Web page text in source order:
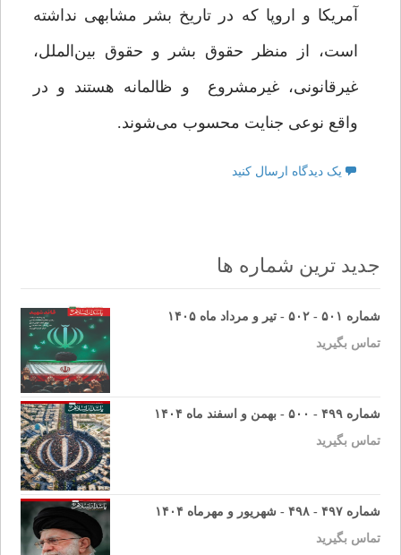
آمریکا و اروپا که در تاریخ بشر مشابهی نداشته
است، از منظر حقوق بشر و حقوق بین‌الملل،
غیرقانونی، غیرمشروع و ظالمانه هستند و در
واقع نوعی جنایت محسوب می‌شوند.
یک دیدگاه ارسال کنید
جدید ترین شماره ها
شماره ۵۰۱ - ۵۰۲ - تیر و مرداد ماه ۱۴۰۵
تماس بگیرید
شماره ۴۹۹ - ۵۰۰ - بهمن و اسفند ماه ۱۴۰۴
تماس بگیرید
شماره ۴۹۷ - ۴۹۸ - شهریور و مهرماه ۱۴۰۴
تماس بگیرید